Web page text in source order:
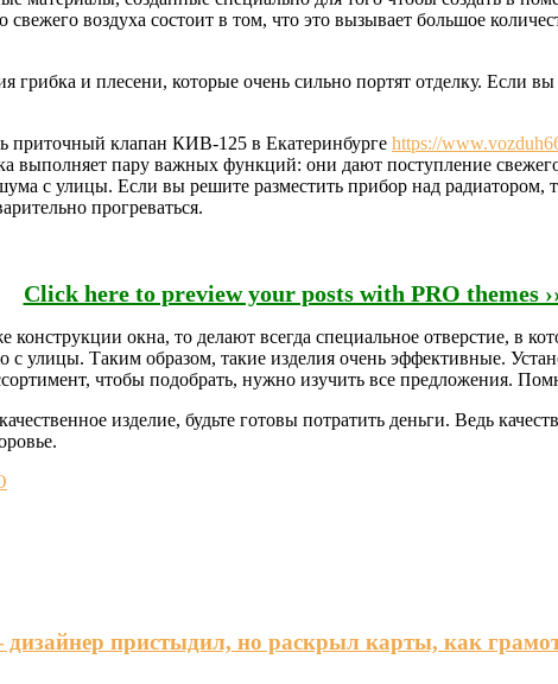
воздуха состоит в том, что это вызывает большое
грибка и плесени, которые очень сильно портят отделку. Если
приточный клапан КИВ-125 в Екатеринбурге https://
выполняет пару важных функций: они дают поступление
с улицы. Если вы решите разместить прибор над
прогреваться.
Click here to preview your posts with PRO themes
окна, то делают всегда специальное отверстие, в
улицы. Таким образом, такие изделия очень эффективные.
чтобы подобрать, нужно изучить все предложения.
изделие, будьте готовы потратить деньги. Ведь
пристыдил, но раскрыл карты, как